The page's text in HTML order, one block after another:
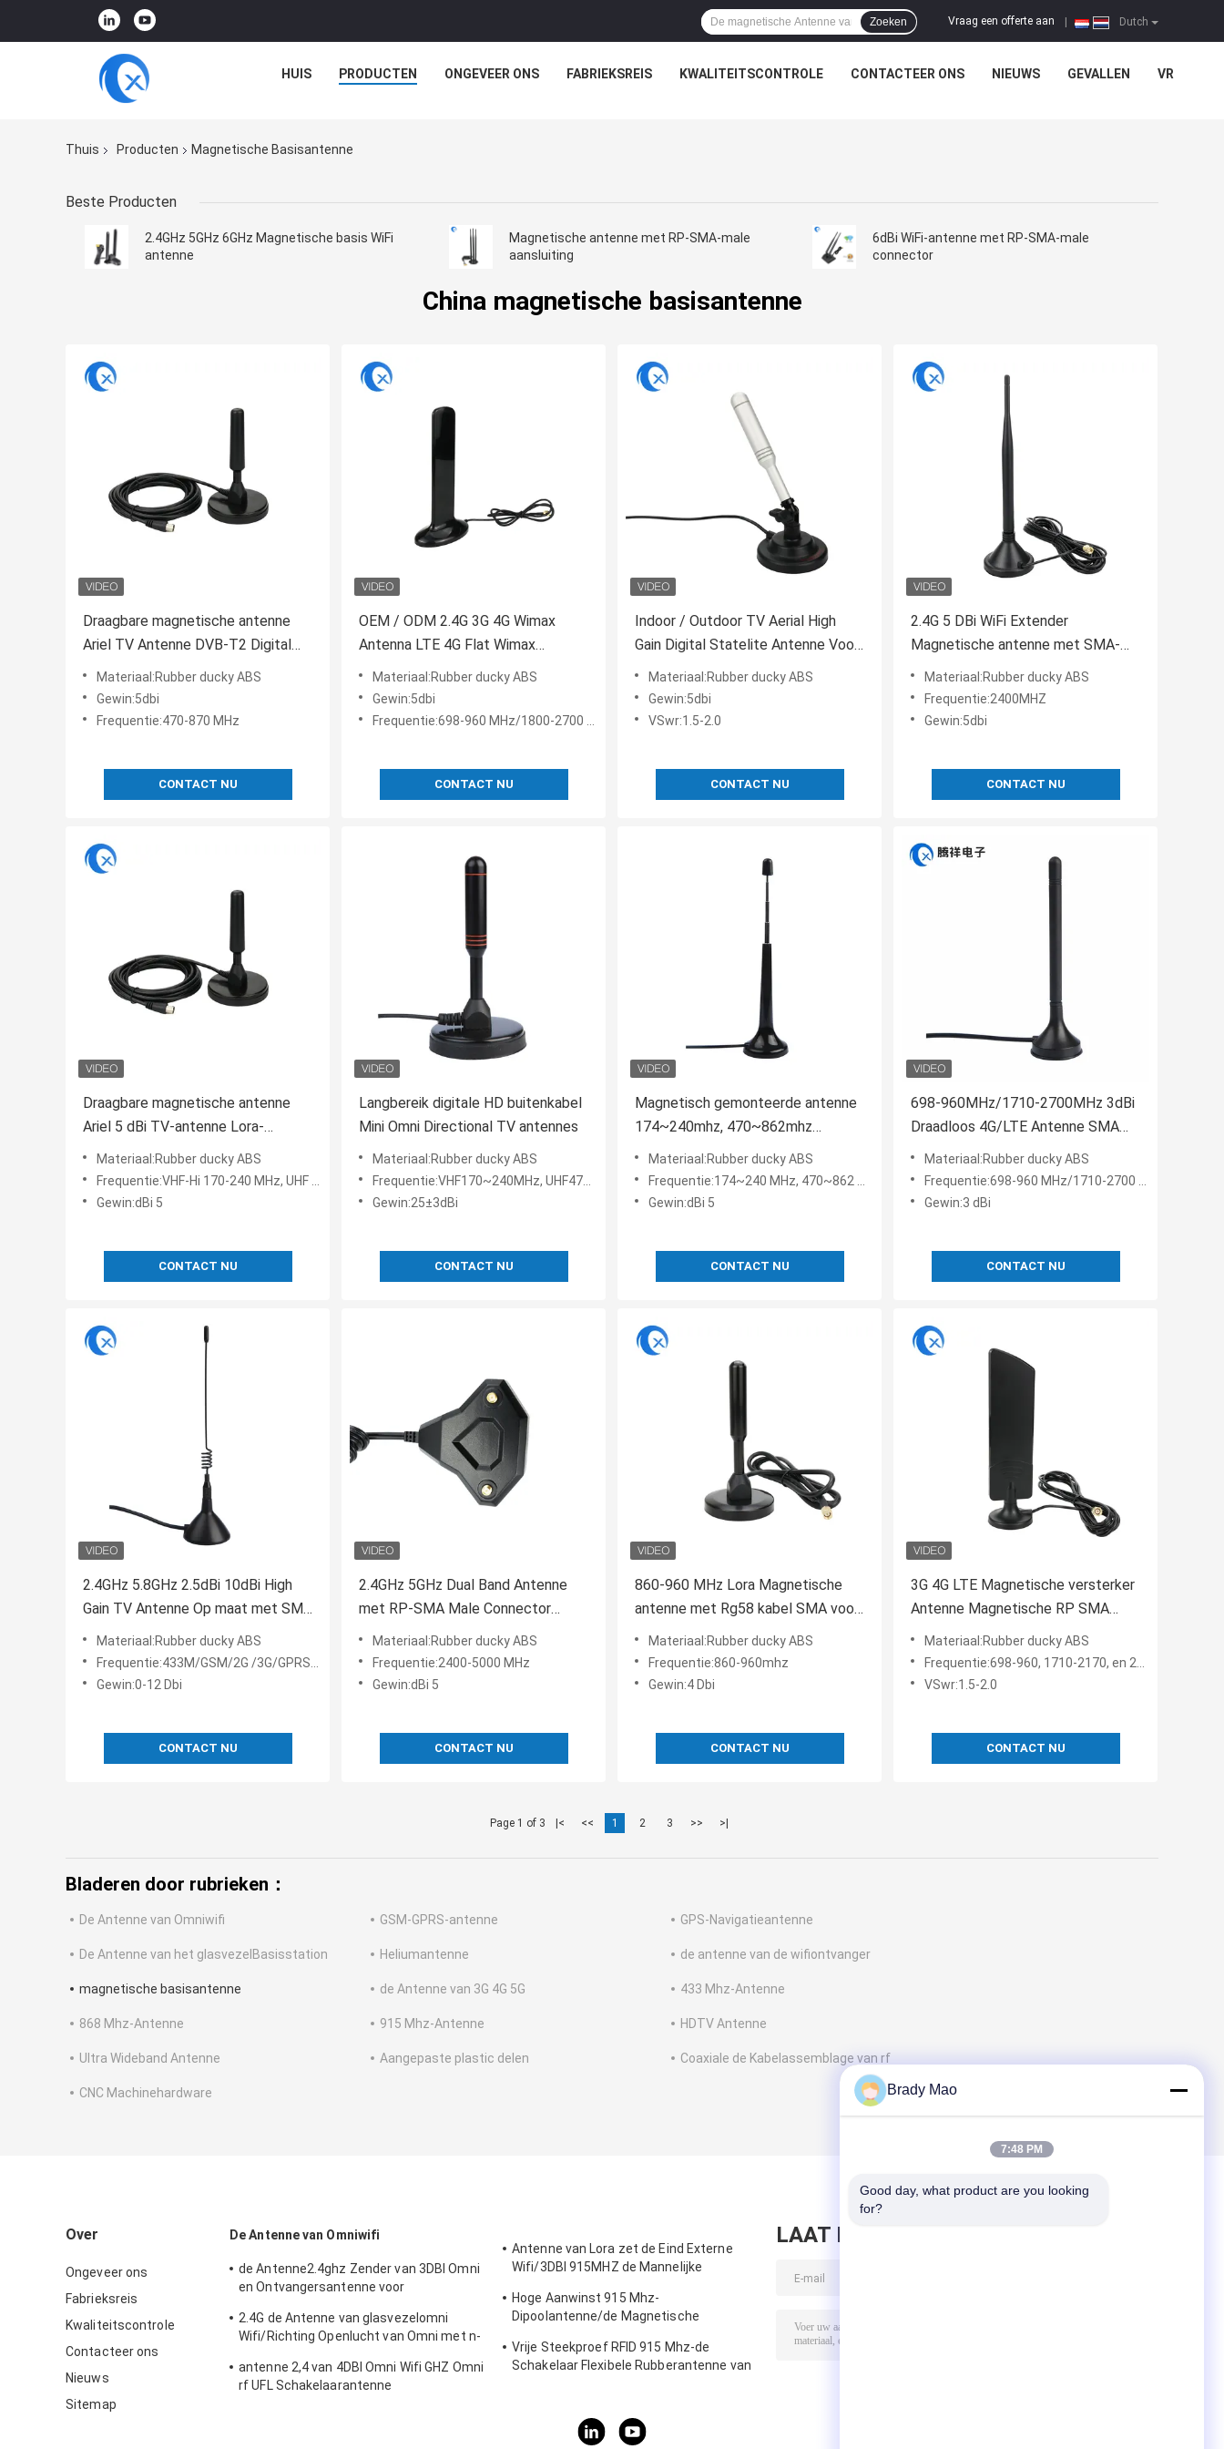
Dutch
Vraag een offerte aan
Zoeken
HUIS PRODUCTEN ONGEVEER ONS FABRIEKSREIS KWALITEITSCONTROLE CONTACTEER ONS NIEUWS GEVALLEN VR
Thuis Producten Magnetische Basisantenne
Beste Producten
2.4GHz 5GHz 6GHz Magnetische basis WiFi
antenne
Magnetische antenne met RP-SMA-male
aansluiting
6dBi WiFi-antenne met RP-SMA-male
connector
China magnetische basisantenne
Draagbare magnetische antenne
Ariel TV Antenne DVB-T2 Digital
Camper
Materiaal:Rubber ducky ABS
Gewin:5dbi
Frequentie:470-870 MHz
CONTACT NU
OEM / ODM 2.4G 3G 4G Wimax
Antenna LTE 4G Flat Wimax
Magnetische Externe Antenna
Materiaal:Rubber ducky ABS
Gewin:5dbi
Frequentie:698-960 MHz/1800-2700 MHz
CONTACT NU
Indoor / Outdoor TV Aerial High
Gain Digital Statelite Antenne Voor
VHF / UHF TV-signalen
Materiaal:Rubber ducky ABS
Gewin:5dbi
VSwr:1.5-2.0
CONTACT NU
2.4G 5 DBi WiFi Extender
Magnetische antenne met SMA-
male connector voor draadloze
signaalcommunicatie
Materiaal:Rubber ducky ABS
Frequentie:2400MHZ
Gewin:5dbi
CONTACT NU
Draagbare magnetische antenne
Ariel 5 dBi TV-antenne Lora-
antenne DVB-T2 Digitale camper
Materiaal:Rubber ducky ABS
Frequentie:VHF-Hi 170-240 MHz, UHF 470-860MHz
Gewin:dBi 5
CONTACT NU
Langbereik digitale HD buitenkabel
Mini Omni Directional TV antennes
Materiaal:Rubber ducky ABS
Frequentie:VHF170~240MHz, UHF470~862MHz
Gewin:25±3dBi
CONTACT NU
Magnetisch gemonteerde antenne
174~240mhz, 470~862mhz
hoogwaardige ATSC TV-antenne
Gl-Dt015 Leheng Digital TV-
antenne
Materiaal:Rubber ducky ABS
Frequentie:174~240 MHz, 470~862 MHz
Gewin:dBi 5
CONTACT NU
698-960MHz/1710-2700MHz 3dBi
Draadloos 4G/LTE Antenne SMA
Mannelijke connector Magnetische
montage met Rg174 kabel
Materiaal:Rubber ducky ABS
Frequentie:698-960 MHz/1710-2700 MHz
Gewin:3 dBi
CONTACT NU
2.4GHz 5.8GHz 2.5dBi 10dBi High
Gain TV Antenne Op maat met SMA
Male Connector Voor Auto
Materiaal:Rubber ducky ABS
Frequentie:433M/GSM/2G /3G/GPRS/4G/ISM/5.8G
Gewin:0-12 Dbi
CONTACT NU
2.4GHz 5GHz Dual Band Antenne
met RP-SMA Male Connector
Magnetische basis voor WiFi
Wireless Router Mobile Hotspot
Materiaal:Rubber ducky ABS
Frequentie:2400-5000 MHz
Gewin:dBi 5
CONTACT NU
860-960 MHz Lora Magnetische
antenne met Rg58 kabel SMA voor
Helium Hnt Hotspot Miner
Materiaal:Rubber ducky ABS
Frequentie:860-960mhz
Gewin:4 Dbi
CONTACT NU
3G 4G LTE Magnetische versterker
Antenne Magnetische RP SMA
Rg174 Voor 4G draadloos signaal
Materiaal:Rubber ducky ABS
Frequentie:698-960, 1710-2170, en 2500-2700 MHz
VSwr:1.5-2.0
CONTACT NU
Page 1 of 3 |< << 1 2 3 >> >|
Bladeren door rubrieken：
De Antenne van Omniwifi GSM-GPRS-antenne GPS-Navigatieantenne
De Antenne van het glasvezelBasisstation Heliumantenne de antenne van de wifiontvanger
magnetische basisantenne de Antenne van 3G 4G 5G 433 Mhz-Antenne
868 Mhz-Antenne 915 Mhz-Antenne HDTV Antenne
Ultra Wideband Antenne Aangepaste plastic delen Coaxiale de Kabelassemblage van rf
CNC Machinehardware
Over
Ongeveer ons
Fabrieksreis
Kwaliteitscontrole
Contacteer ons
Nieuws
Sitemap
De Antenne van Omniwifi
de Antenne2.4ghz Zender van 3DBI Omni
en Ontvangersantenne voor
2.4G de Antenne van glasvezelomni
Wifi/Richting Openlucht van Omni met n-
antenne 2,4 van 4DBI Omni Wifi GHZ Omni
rf UFL Schakelaarantenne
Antenne van Lora zet de Eind Externe
Wifi/3DBI 915MHZ de Mannelijke
Hoge Aanwinst 915 Mhz-
Dipoolantenne/de Magnetische
Vrije Steekproef RFID 915 Mhz-de
Schakelaar Flexibele Rubberantenne van
LAAT BERICHT ACHTER
Brady Mao
7:48 PM
Good day, what product are you looking
for?